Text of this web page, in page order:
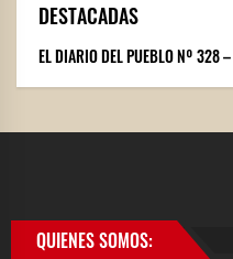
DESTACADAS
EL DIARIO DEL PUEBLO Nº 328
QUIENES SOMOS: